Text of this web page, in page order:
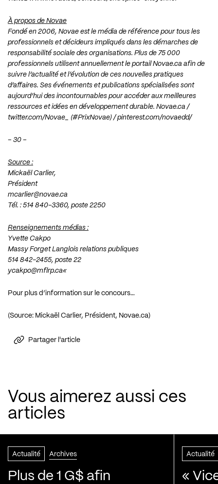
À propos de Novae
Fondé en 2006, Novae est le média de référence pour tous les
professionnels et décideurs impliqués dans les démarches de
responsabilité sociale des organisations. Plus de 75 000
professionnels utilisent annuellement le portail Novae.ca afin de
suivre l’actualité et l’évolution de ces nouvelles pratiques
d’affaires. Ses événements et publications spécialisées sont
aujourd’hui des incontournables pour accéder aux meilleures
ressources et idées en développement durable. Novae.ca /
twitter.com/Novae_ (#PrixNovae) / pinterest.com/novaedd/
– 30 –
Source :
Mickaël Carlier,
Président
mcarlier@novae.ca
Tél. : 514 840-3360, poste 2250
Renseignements médias :
Yvette Cakpo
Massy Forget Langlois relations publiques
514 842-2455, poste 22
ycakpo@mflrp.ca«
Pour plus d’information sur le concours…
(Source: Mickaël Carlier, Président, Novae.ca)
Partager l'article
Vous aimerez aussi ces
articles
Actualité Archives
Plus de 1 G$ afin
Actualité
«